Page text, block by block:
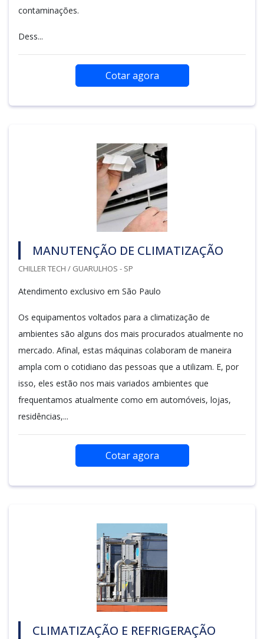
contaminações.
Dess...
Cotar agora
MANUTENÇÃO DE CLIMATIZAÇÃO
CHILLER TECH / GUARULHOS - SP
Atendimento exclusivo em São Paulo
Os equipamentos voltados para a climatização de
ambientes são alguns dos mais procurados atualmente no
mercado. Afinal, estas máquinas colaboram de maneira
ampla com o cotidiano das pessoas que a utilizam. E, por
isso, eles estão nos mais variados ambientes que
frequentamos atualmente como em automóveis, lojas,
residências,...
Cotar agora
CLIMATIZAÇÃO E REFRIGERAÇÃO